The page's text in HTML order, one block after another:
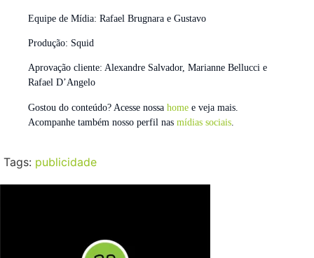
Equipe de Mídia: Rafael Brugnara e Gustavo
Produção: Squid
Aprovação cliente: Alexandre Salvador, Marianne Bellucci e
Rafael D’Angelo
Gostou do conteúdo? Acesse nossa home e veja mais.
Acompanhe também nosso perfil nas mídias sociais
Tags: publicidade